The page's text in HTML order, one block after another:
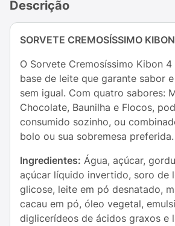
Descrição
SORVETE CREMOSÍSSIMO
O Sorvete Cremosíssimo Kibon
base de leite que garante sabor
sem igual. Com quatro sabores:
Chocolate, Baunilha e Flocos,
consumido sozinho, ou
bolo ou sua sobremesa preferida.
Ingredientes: Água, açúcar,
açúcar líquido invertido, soro de
glicose, leite em pó desnatado,
cacau em pó, óleo vegetal,
diglicerídeos de ácidos graxos e